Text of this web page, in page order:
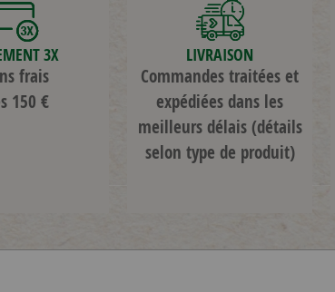
3X
frais
150 €
LIVRAISON
Commandes traitées et
expédiées dans les
meilleurs délais(détails
selon type de produit)